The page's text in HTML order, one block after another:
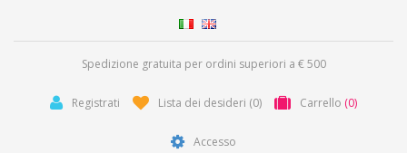
Spedizione gratuita per ordini superiori a € 500
Registrati Lista dei desideri (0) Carrello (0)
Accesso